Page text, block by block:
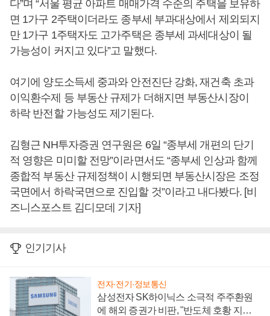
다”며 “서울 평균 아파트 매매가격 수준의 주택을 보유하
면 1가구 2주택이더라도 종부세 부과대상에서 제외되지
만 1가구 1주택자도 고가주택은 종부세 과세대상이 될
가능성이 커지고 있다”고 말했다.
여기에 양도소득세 중과와 안전진단 강화, 재건축 초과
이익환수제 등 부동산 규제가 더해지면 부동산시장이
하락 반전할 가능성도 제기된다.
김형근 NH투자증권 연구원은 6일 “종부세 개편의 단기
적 영향은 미미할 전망”이라면서도 “종부세 인상과 함께
종합적 부동산 규제정책이 시행되면 부동산시장은 조정
국면에서 하락국면으로 진입할 것”이라고 내다봤다. [비
즈니스포스트 김디모데 기자]
인기기사
전자·전기·정보통신
삼성전자 SK하이닉스 소극적 주주환원
에 해외 증권가 비판, "반도체 호황 지속